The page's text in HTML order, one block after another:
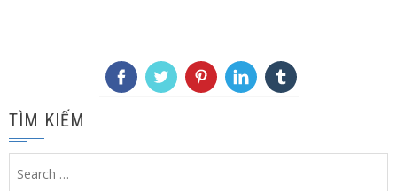
TÌM KIẾM